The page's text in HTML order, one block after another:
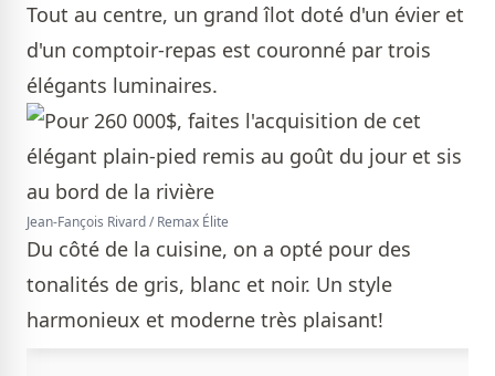
Tout au centre, un grand îlot doté d'un évier et
d'un comptoir-repas est couronné par trois
élégants luminaires.
Jean-Fançois Rivard / Remax Élite
Du côté de la cuisine, on a opté pour des
tonalités de gris, blanc et noir. Un style
harmonieux et moderne très plaisant!